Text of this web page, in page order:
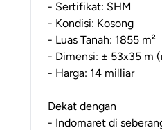
- Sertifikat: SHM
- Kondisi: Kosong
- Luas Tanah: 1855 m²
- Dimensi: ± 53x35 m
- Harga: 14 milliar
Dekat dengan
- Indomaret di